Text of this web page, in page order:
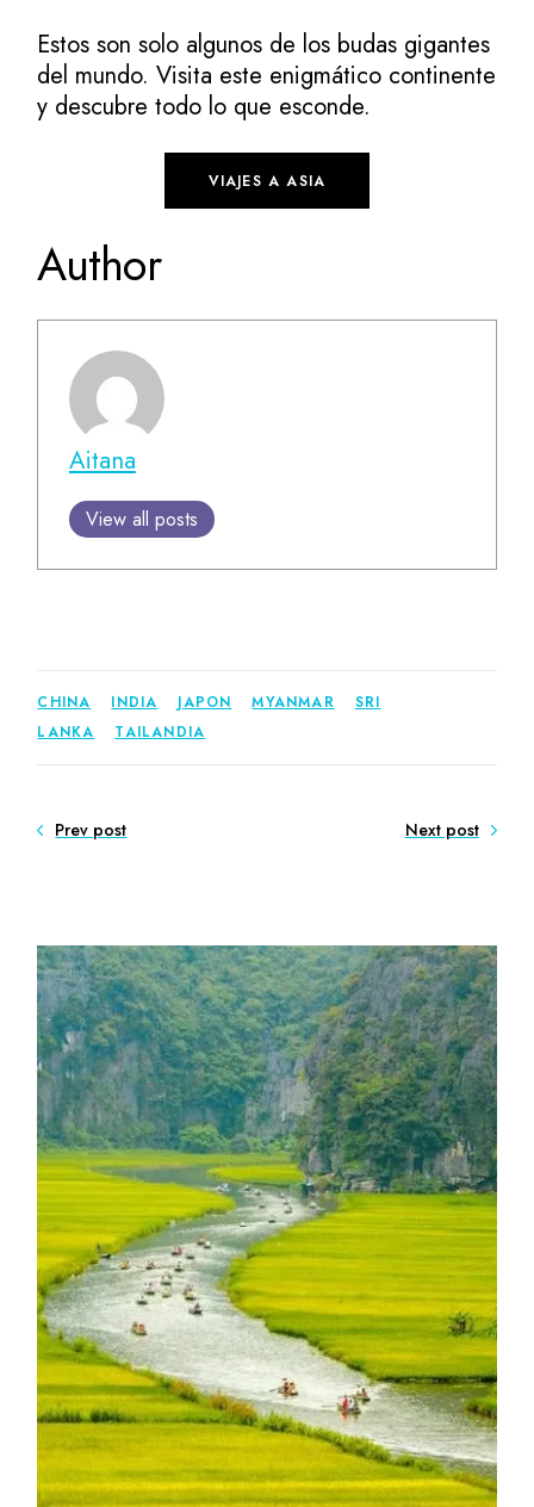
Estos son solo algunos de los budas gigantes
del mundo. Visita este enigmático continente
y descubre todo lo que esconde.
VIAJES A ASIA
Author
Aitana
View all posts
CHINA INDIA JAPON MYANMAR
SRI
LANKA
TAILANDIA
Prev post Next post